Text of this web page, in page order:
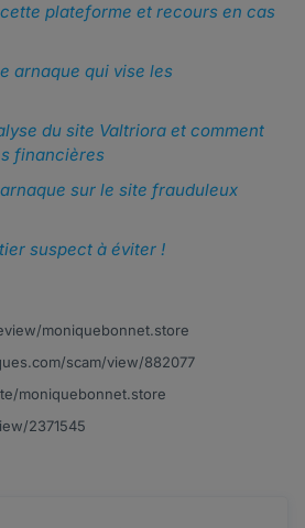
plateforme et recours en cas
arnaque qui vise les
du site Valtriora et comment
financières
sur le site frauduleux
suspect à éviter !
moniquebonnet.store
scam/view/882077
moniquebonnet.store
2371545